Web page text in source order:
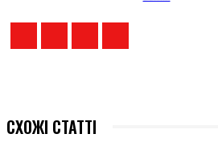
СХОЖІ СТАТТІ